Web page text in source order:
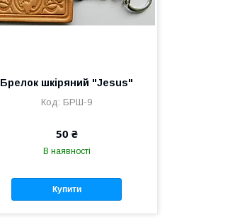
Брелок шкіряний "Jesus"
БРШ-9
50 ₴
В наявності
Купити